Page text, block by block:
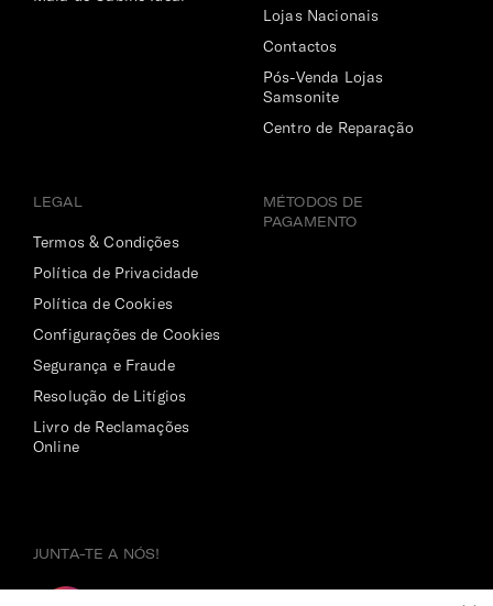
Lojas Nacionais
Contactos
Pós-Venda Lojas
Samsonite
Centro de Reparação
LEGAL
Termos & Condições
Política de Privacidade
Política de Cookies
Configurações de Cookies
Segurança e Fraude
Resolução de Litígios
Livro de Reclamações
Online
MÉTODOS DE
PAGAMENTO
JUNTA-TE A NÓS!